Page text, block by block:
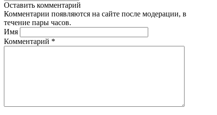
Оставить комментарий
Комментарии появляются на сайте после модерации, в
течение пары часов.
Имя
Комментарий *